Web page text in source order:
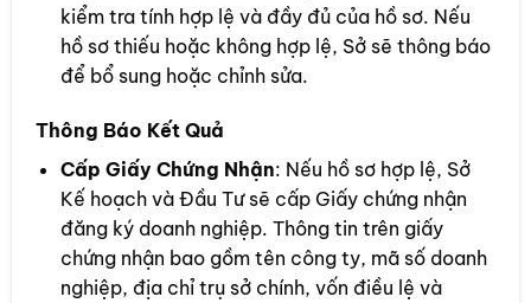
kiểm tra tính hợp lệ và đầy đủ của hồ sơ. Nếu
hồ sơ thiếu hoặc không hợp lệ, Sở sẽ thông báo
để bổ sung hoặc chỉnh sửa.
Thông Báo Kết Quả
Cấp Giấy Chứng Nhận: Nếu hồ sơ hợp lệ, Sở
Kế hoạch và Đầu Tư sẽ cấp Giấy chứng nhận
đăng ký doanh nghiệp. Thông tin trên giấy
chứng nhận bao gồm tên công ty, mã số doanh
nghiệp, địa chỉ trụ sở chính, vốn điều lệ và